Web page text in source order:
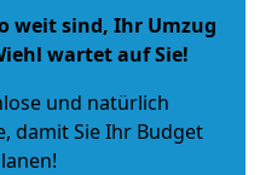
weit sind, Ihr Umzug
wartet auf Sie!
und natürlich
, damit Sie Ihr Budget